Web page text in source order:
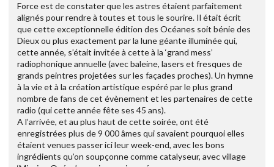
Force est de constater que les astres étaient parfaitement
alignés pour rendre à toutes et tous le sourire. Il était écrit
que cette exceptionnelle édition des Océanes soit bénie des
Dieux ou plus exactement par la lune géante illuminée qui,
cette année, s’était invitée à cette à la ‘grand mess’
radiophonique annuelle (avec baleine, lasers et fresques de
grands peintres projetées sur les façades proches). Un hymne
à la vie et à la création artistique espéré par le plus grand
nombre de fans de cet évènement et les partenaires de cette
radio (qui cette année fête ses 45 ans).
A l’arrivée, et au plus haut de cette soirée, ont été
enregistrées plus de 9 000 âmes qui savaient pourquoi elles
étaient venues passer ici leur week-end, avec les bons
ingrédients qu’on soupçonne comme catalyseur, avec village